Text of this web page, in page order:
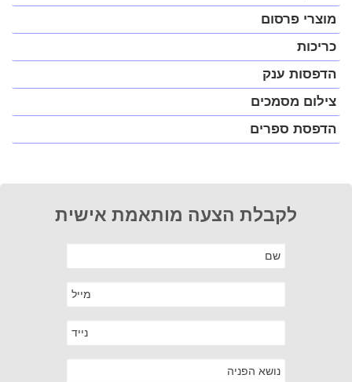
מוצרי פרסום
כריכות
הדפסות ענק
צילום מסמכים
הדפסת ספרים
לקבלת הצעה מותאמת אישית